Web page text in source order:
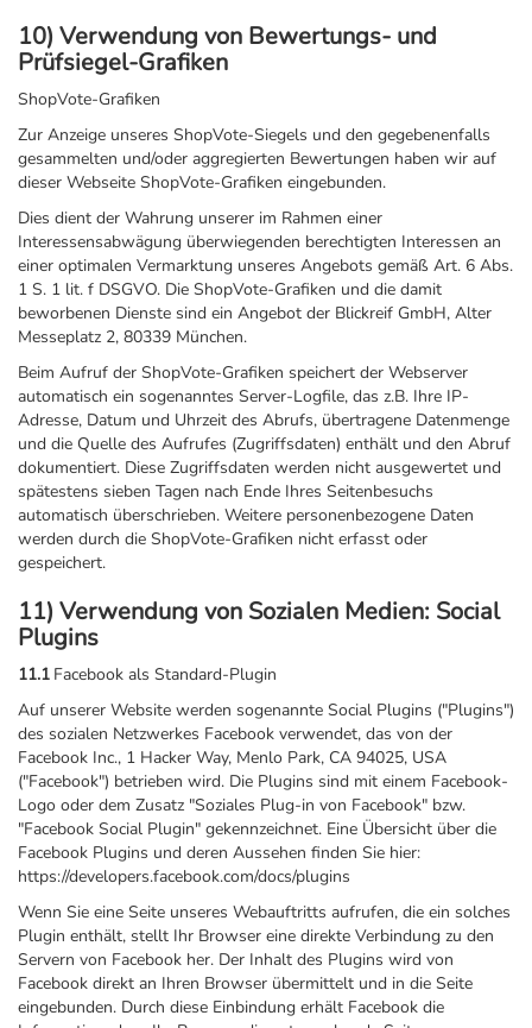
10) Verwendung von Bewertungs- und
Prüfsiegel-Grafiken
ShopVote-Grafiken
Zur Anzeige unseres ShopVote-Siegels und den gegebenenfalls
gesammelten und/oder aggregierten Bewertungen haben wir auf
dieser Webseite ShopVote-Grafiken eingebunden.
Dies dient der Wahrung unserer im Rahmen einer
Interessensabwägung überwiegenden berechtigten Interessen an
einer optimalen Vermarktung unseres Angebots gemäß Art. 6 Abs.
1 S. 1 lit. f DSGVO. Die ShopVote-Grafiken und die damit
beworbenen Dienste sind ein Angebot der Blickreif GmbH, Alter
Messeplatz 2, 80339 München.
Beim Aufruf der ShopVote-Grafiken speichert der Webserver
automatisch ein sogenanntes Server-Logfile, das z.B. Ihre IP-
Adresse, Datum und Uhrzeit des Abrufs, übertragene Datenmenge
und die Quelle des Aufrufes (Zugriffsdaten) enthält und den Abruf
dokumentiert. Diese Zugriffsdaten werden nicht ausgewertet und
spätestens sieben Tagen nach Ende Ihres Seitenbesuchs
automatisch überschrieben. Weitere personenbezogene Daten
werden durch die ShopVote-Grafiken nicht erfasst oder
gespeichert.
11) Verwendung von Sozialen Medien: Social
Plugins
11.1 Facebook als Standard-Plugin
Auf unserer Website werden sogenannte Social Plugins ("Plugins")
des sozialen Netzwerkes Facebook verwendet, das von der
Facebook Inc., 1 Hacker Way, Menlo Park, CA 94025, USA
("Facebook") betrieben wird. Die Plugins sind mit einem Facebook-
Logo oder dem Zusatz "Soziales Plug-in von Facebook" bzw.
"Facebook Social Plugin" gekennzeichnet. Eine Übersicht über die
Facebook Plugins und deren Aussehen finden Sie hier:
https://developers.facebook.com/docs/plugins
Wenn Sie eine Seite unseres Webauftritts aufrufen, die ein solches
Plugin enthält, stellt Ihr Browser eine direkte Verbindung zu den
Servern von Facebook her. Der Inhalt des Plugins wird von
Facebook direkt an Ihren Browser übermittelt und in die Seite
eingebunden. Durch diese Einbindung erhält Facebook die